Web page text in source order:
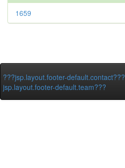
1659
???jsp.layout.footer-default.contact???
jsp.layout.footer-default.team???